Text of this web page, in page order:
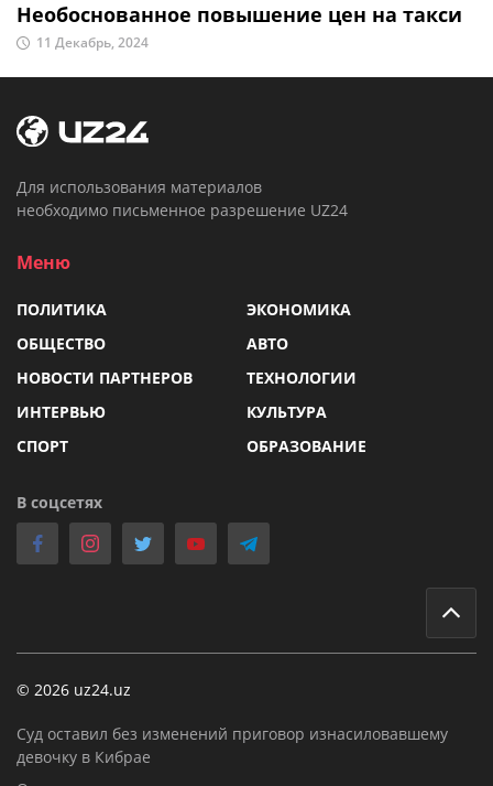
Необоснованное повышение цен на такси
11 Декабрь, 2024
Для использования материалов
необходимо письменное разрешение UZ24
Меню
ПОЛИТИКА
ЭКОНОМИКА
ОБЩЕСТВО
АВТО
НОВОСТИ ПАРТНЕРОВ
ТЕХНОЛОГИИ
ИНТЕРВЬЮ
КУЛЬТУРА
СПОРТ
ОБРАЗОВАНИЕ
В соцсетях
© 2026 uz24.uz
Суд оставил без изменений приговор изнасиловавшему
девочку в Кибрае